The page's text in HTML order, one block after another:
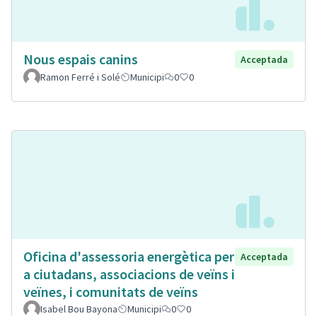
Nous espais canins
Acceptada
Ramon Ferré i Solé
Municipi 0 0
Oficina d'assessoria energètica per
a ciutadans, associacions de veïns i
veïnes, i comunitats de veïns
Acceptada
Isabel Bou Bayona Municipi 0 0